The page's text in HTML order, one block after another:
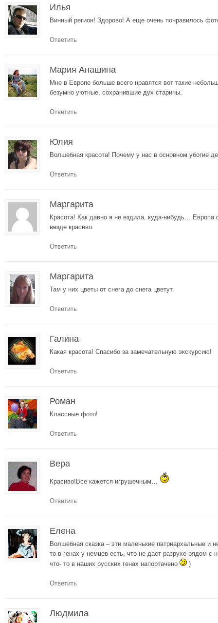
Илья
Винный регион! Здорово! А еще очень понравилось
Ответить
Мария Анашина
Мне в Европе больше всего нравятся вот такие
безумно уютные, сохранившие дух старины.
Ответить
Юлия
Волшебная красота! Почему у нас в основном убогие
Ответить
Маргарита
Красота! Как давно я не ездила, куда-нибудь… Европа
везде красиво.
Ответить
Маргарита
Там у них цветы от снега до снега цветут.
Ответить
Галина
Какая красота! Спасибо за замечательную экскурсию!
Ответить
Роман
Классные фото!
Ответить
Вера
Красиво!Все кажется игрушечным…
Ответить
Елена
Волшебная сказка – эти маленькие патриархальные и
то в генах у немцев есть, что не дает разрухе рядом с
что- то в наших русских генах напортачено
)
Ответить
Людмила